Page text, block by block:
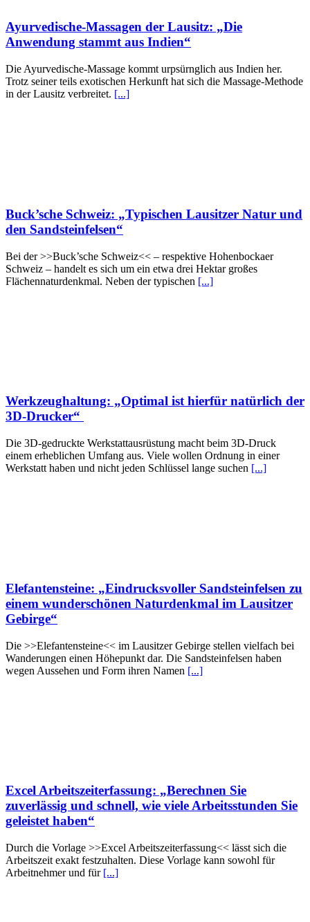
Ayur­ve­di­sche-Mas­sa­gen der Lausitz: „Die
Anwendung stammt aus Indien“
Die Ayur­ve­di­sche-Mas­sa­ge kommt urpsürnglich aus Indien her.
Trotz seiner teils exotischen Herkunft hat sich die Mas­sa­ge-Methode
in der Lausitz verbreitet. [...]
Buck’sche Schweiz: „Typischen Lausitzer Natur und
den Sandsteinfelsen“
Bei der >>Buck’sche Schweiz<< – respektive Hohenbockaer
Schweiz – handelt es sich um ein etwa drei Hektar großes
Flächennaturdenkmal. Neben der typischen [...]
Werkzeughaltung: „Optimal ist hierfür natürlich der
3D-Drucker“
Die 3D-gedruckte Werkstattausrüstung macht beim 3D-Druck
einem erheblichen Umfang aus. Viele wollen Ordnung in einer
Werkstatt haben und nicht jeden Schlüssel lange suchen [...]
Elefantensteine: „Eindrucksvoller Sandsteinfelsen zu
einem wunderschönen Naturdenkmal im Lausitzer
Gebirge“
Die >>Elefantensteine<< im Lausitzer Gebirge stellen vielfach bei
Wanderungen einen Höhepunkt dar. Die Sandsteinfelsen haben
wegen Aussehen und Form ihren Namen [...]
Excel Arbeitszeiterfassung: „Berechnen Sie
zuverlässig und schnell, wie viele Arbeitsstunden Sie
geleistet haben“
Durch die Vorlage >>Excel Arbeitszeiterfassung<< lässt sich die
Arbeitszeit exakt festzuhalten. Diese Vorlage kann sowohl für
Arbeitnehmer und für [...]